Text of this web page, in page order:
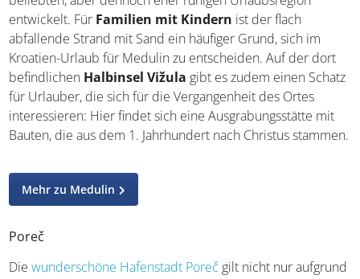
Auch Medulin wareinst ein Fischerortund hat sich
nicht zuletzt aufgrund des beliebten Sandstrandes zu
einer beliebten, aber dennoch eher ruhigen
Urlaubsregion entwickelt. FürFamilien mit Kindernist
der flach abfallende Strand mit Sand ein häufiger Grund,
sich im Kroatien-Urlaub für Medulin zu entscheiden. Auf
der dort befindlichenHalbinsel Vižulagibt es zudem
einen Schatz für Urlauber, die sich für die Vergangenheit
Ausgrabungsstätte mit Bauten, die aus dem 1.
Jahrhundert nach Christus stammen.